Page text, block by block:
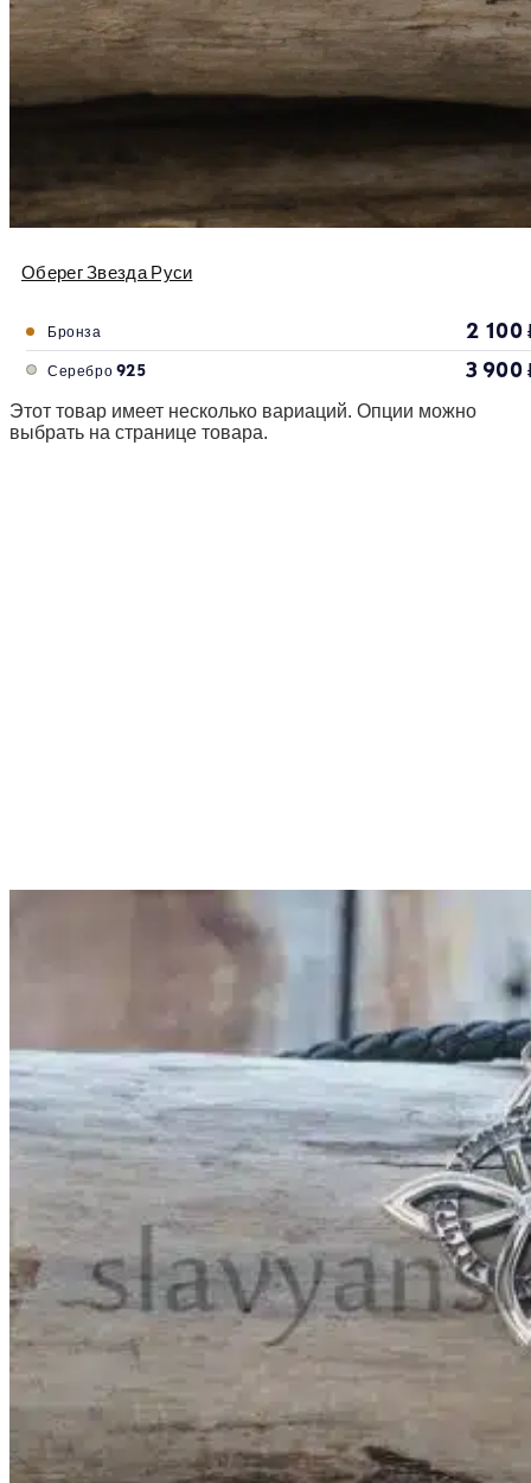
Оберег Звезда Руси
Бронза 2 100
Серебро 925 3 900
Этот товар имеет несколько вариаций. Опции можно
выбрать на странице товара.